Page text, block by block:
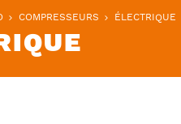
COMPRESSEURS ÉLECTRIQUE